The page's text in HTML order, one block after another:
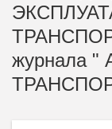
журнала